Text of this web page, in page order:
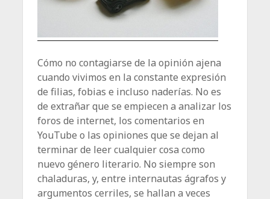
Cómo no contagiarse de la opinión ajena
cuando vivimos en la constante expresión
de filias, fobias e incluso naderías. No es
de extrañar que se empiecen a analizar los
foros de internet, los comentarios en
YouTube o las opiniones que se dejan al
terminar de leer cualquier cosa como
nuevo género literario. No siempre son
chaladuras, y, entre internautas ágrafos y
argumentos cerriles, se hallan a veces